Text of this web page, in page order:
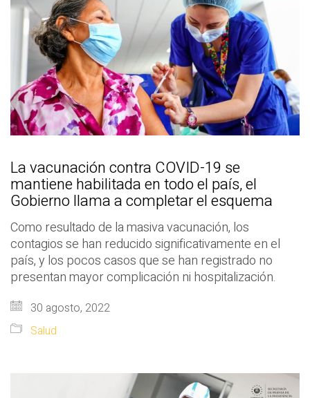
La vacunación contra COVID-19 se
mantiene habilitada en todo el país, el
Gobierno llama a completar el esquema
Como resultado de la masiva vacunación, los
contagios se han reducido significativamente en el
país, y los pocos casos que se han registrado no
presentan mayor complicación ni hospitalización.
30 agosto, 2022
Salud